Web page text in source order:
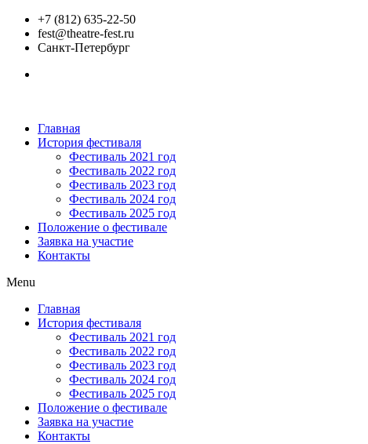
+7 (812) 635-22-50
fest@theatre-fest.ru
Санкт-Петербург
Главная
История фестиваля
Фестиваль 2021 год
Фестиваль 2022 год
Фестиваль 2023 год
Фестиваль 2024 год
Фестиваль 2025 год
Положение о фестивале
Заявка на участие
Контакты
Menu
Главная
История фестиваля
Фестиваль 2021 год
Фестиваль 2022 год
Фестиваль 2023 год
Фестиваль 2024 год
Фестиваль 2025 год
Положение о фестивале
Заявка на участие
Контакты